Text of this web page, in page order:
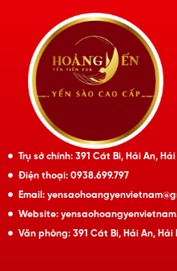
Trụ sở chính: 391 Cát Bi, Hải An,
Điện thoại: 0938.699.797
Email:
Website:
Văn phòng: 391 Cát Bi, Hải An, Hải